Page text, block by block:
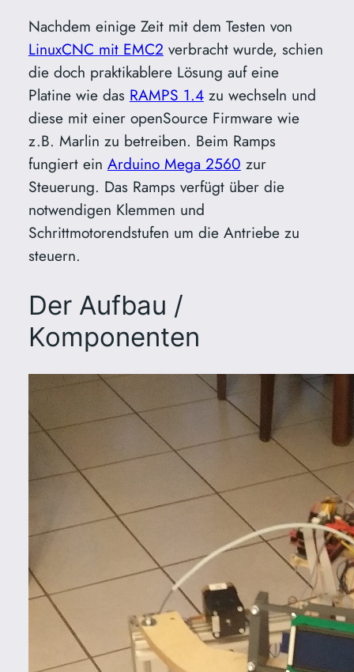
Nachdem einige Zeit mit dem Testen von
LinuxCNC mit EMC2 verbracht wurde, schien
die doch praktikablere Lösung auf eine
Platine wie das RAMPS 1.4zu wechseln und
diese mit einer openSource Firmware wie
z.B. Marlin zu betreiben. Beim Ramps
fungiert ein Arduino Mega 2560 zur
Steuerung. Das Ramps verfügt über die
notwendigen Klemmen und
Schrittmotorendstufen um die Antriebe zu
steuern.
Der Aufbau /
Komponenten